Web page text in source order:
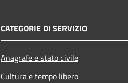
CATEGORIE DI SERVIZIO
Anagrafe e stato civile
Cultura e tempo libero